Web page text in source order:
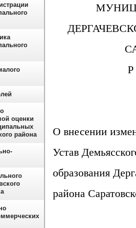
О внесении
Устав
образования
района
оценки
района